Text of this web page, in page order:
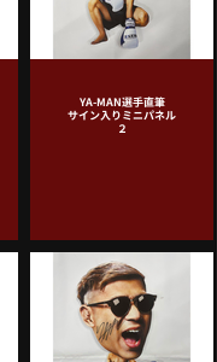
YA-MAN選手直筆
サイン入りミニパネル
２